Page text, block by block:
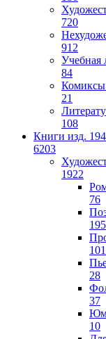
720
912
Учебная
84
21
108
Книги изд.
6203
1922
76
195
28
37
10